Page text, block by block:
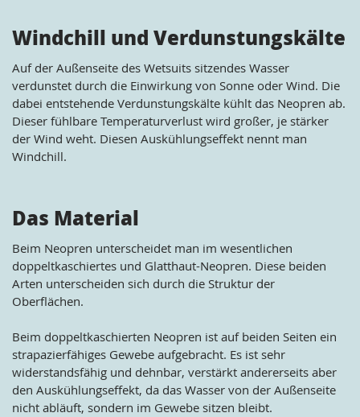
Windchill und Verdunstungskälte
Auf der Außenseite des Wetsuits sitzendes Wasser
verdunstet durch die Einwirkung von Sonne oder Wind. Die
dabei entstehende Verdunstungskälte kühlt das Neopren ab.
Dieser fühlbare Temperaturverlust wird großer, je stärker
der Wind weht. Diesen Auskühlungseffekt nennt man
Windchill.
Das Material
Beim Neopren unterscheidet man im wesentlichen
doppeltkaschiertes und Glatthaut-Neopren. Diese beiden
Arten unterscheiden sich durch die Struktur der
Oberflächen.
Beim doppeltkaschierten Neopren ist auf beiden Seiten ein
strapazierfähiges Gewebe aufgebracht. Es ist sehr
widerstandsfähig und dehnbar, verstärkt andererseits aber
den Auskühlungseffekt, da das Wasser von der Außenseite
nicht abläuft, sondern im Gewebe sitzen bleibt.